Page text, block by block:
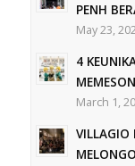
PENH
May 23,
4
March 1,
VILLAGIO